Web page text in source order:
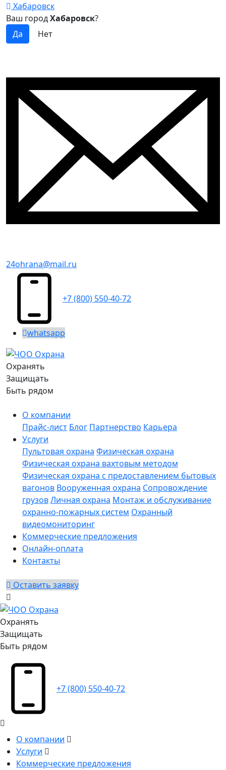
Хабаровск
Ваш городХабаровск?
24ohrana@mail.ru
+7 (800) 550-40-72
whatsapp
Охранять
Защищать
Быть рядом
О компании
Прайс-лист Блог Партнерство Карьера
Услуги
Пультовая охрана Физическая охрана
Физическая охрана вахтовым методом
Физическая охрана с предоставлением бытовых
вагонов Вооруженная охрана Сопровождение
грузовЛичная охрана Монтаж и обслуживание
охранно-пожарных систем Охранный
видеомониторинг
Коммерческие предложения
Онлайн-оплата
Контакты
Оставить заявку
Охранять
Защищать
Быть рядом
+7 (800) 550-40-72
О компании
Услуги
Коммерческие предложения